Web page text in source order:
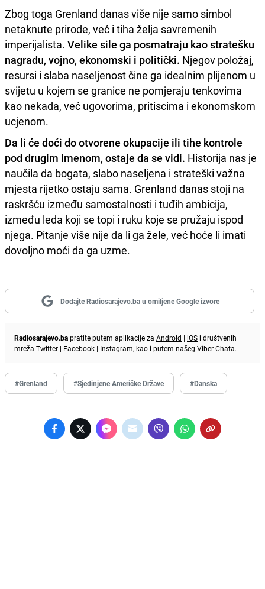
Zbog toga Grenland danas više nije samo simbol
netaknute prirode, već i tiha želja savremenih
imperijalista. Velike sile ga posmatraju kao stratešku
nagradu, vojno, ekonomski i politički. Njegov položaj,
resursi i slaba naseljenost čine ga idealnim plijenom u
svijetu u kojem se granice ne pomjeraju tenkovima
kao nekada, već ugovorima, pritiscima i ekonomskom
ucjenom.
Da li će doći do otvorene okupacije ili tihe kontrole
pod drugim imenom, ostaje da se vidi. Historija nas je
naučila da bogata, slabo naseljena i strateški važna
mjesta rijetko ostaju sama. Grenland danas stoji na
raskršću između samostalnosti i tuđih ambicija,
između leda koji se topi i ruku koje se pružaju ispod
njega. Pitanje više nije da li ga žele, već hoće li imati
dovoljno moći da ga uzme.
Dodajte Radiosarajevo.ba u omiljene Google izvore
Radiosarajevo.bapratite putem aplikacije za Android | iOS i društvenih
mreža Twitter | Facebook | Instagram, kao i putem našeg ViberChata.
#Grenland #Sjedinjene Američke Države #Danska